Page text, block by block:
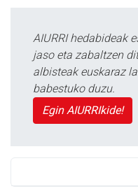
AIURRI hedabideak
jaso eta zabaltzen
albisteak euskaraz
babestuko duzu.
Egin AIURRIkide!